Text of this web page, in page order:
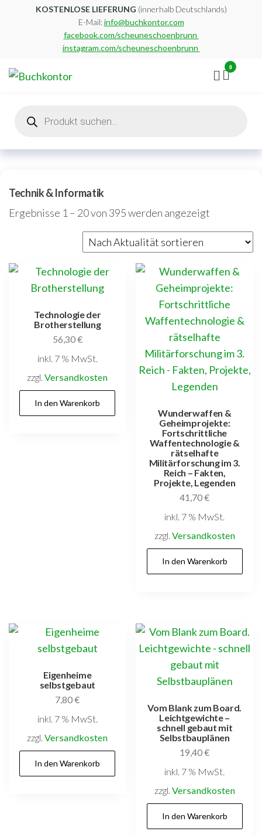
KOSTENLOSE LIEFERUNG (innerhalb Deutschlands)
E-Mail:info@buchkontor.com
facebook.com/scheuneschoenbrunn
instagram.com/scheuneschoenbrunn
0
search
Technik & Informatik
Ergebnisse 1 – 20 von 395 werden angezeigt
Aktualität
Technologie der
Brotherstellung
56,30€
inkl. 7 % MwSt.
zzgl.Versandkosten
In den Warenkorb
Wunderwaffen &
Geheimprojekte:
Fortschrittliche
Waffentechnologie &
rätselhafte
Militärforschung im 3.
Reich – Fakten,
Projekte, Legenden
41,70€
inkl. 7 % MwSt.
zzgl. Versandkosten
In den Warenkorb
Eigenheime
selbstgebaut
7,80€
inkl. 7 % MwSt.
zzgl.Versandkosten
In den Warenkorb
Vom Blank zum Board.
Leichtgewichte –
schnell gebaut mit
Selbstbauplänen
19,40€
inkl. 7 % MwSt.
zzgl. Versandkosten
In den Warenkorb